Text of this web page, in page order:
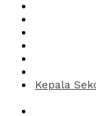
Kepala